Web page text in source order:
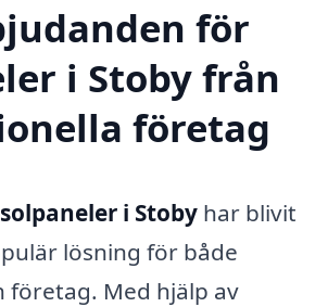
för
i Stoby från
företag
solpaneler i Stoby har blivit
lösning för både
företag. Med hjälp av